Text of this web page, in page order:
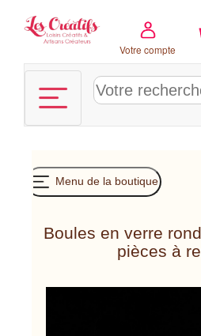
Votre compte
Menu de la boutique
Boules en verre
pièces à